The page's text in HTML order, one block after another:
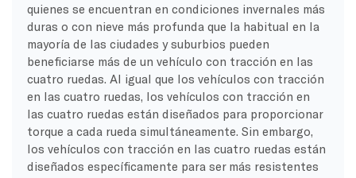
quienes se encuentran en condiciones invernales más
duras o con nieve más profunda que la habitual en la
mayoría de las ciudades y suburbios pueden
beneficiarse más de un vehículo con tracción en las
cuatro ruedas. Al igual que los vehículos con tracción
en las cuatro ruedas, los vehículos con tracción en
las cuatro ruedas están diseñados para proporcionar
torque a cada rueda simultáneamente. Sin embargo,
los vehículos con tracción en las cuatro ruedas están
diseñados específicamente para ser más resistentes